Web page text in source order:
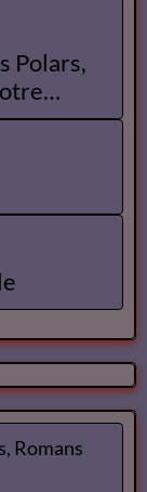
Polars,
Romans